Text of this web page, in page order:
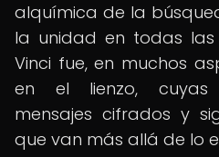
alquímica de la
la unidad en todas las
Vinci fue, en muchos
en el lienzo, cuyas
mensajes cifrados y
que van más allá de lo